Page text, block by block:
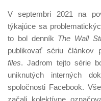
V septembri 2021 na
týkajúce sa
to bol denník The Wall
publikovať sériu článkov
files. Jadrom tejto série
uniknutých interných
spoločnosti Facebook.
začali kolektívne